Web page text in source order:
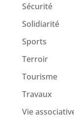
Sécurité
Solidiarité
Sports
Terroir
Tourisme
Travaux
Vie